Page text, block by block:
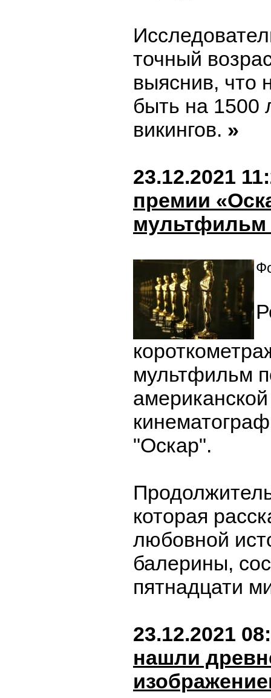
точный
выяснив, что
быть на 1500
викингов. »
23.12.2021
премии
мультфильм
мультфильм
американской
"Оскар".
которая
любовной
балерины,
пятнадцати
23.12.2021
нашли